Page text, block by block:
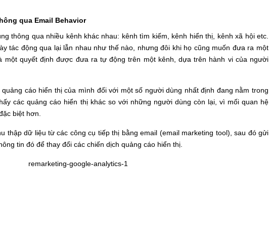
qua Email Behavior
thông qua nhiều kênh khác nhau: kênh tìm kiếm, kênh hiển thị, kênh xã hội etc.
tác động qua lại lẫn nhau như thế nào, nhưng đôi khi họ cũng muốn đưa ra một
một quyết định được đưa ra tự động trên một kênh, dựa trên hành vi của người
cáo hiển thị của mình đối với một số người dùng nhất định đang nằm trong
các quảng cáo hiển thị khác so với những người dùng còn lại, vì mối quan hệ
biệt hơn.
thập dữ liệu từ các công cụ tiếp thị bằng email (email marketing tool), sau đó gửi
tin đó để thay đổi các chiến dịch quảng cáo hiển thị.